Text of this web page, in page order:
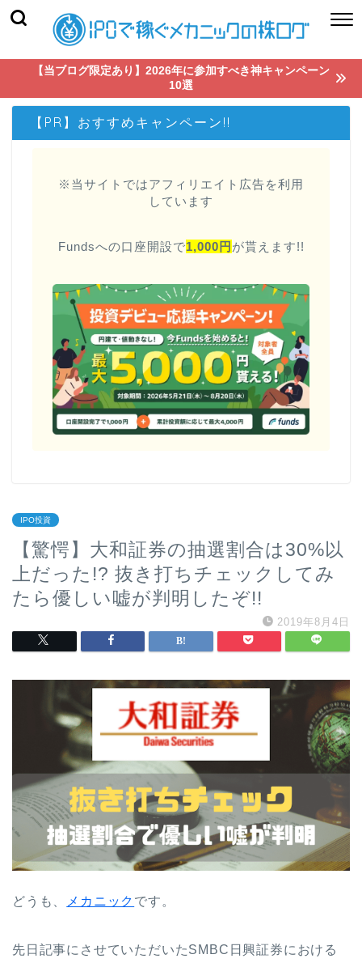
【当ブログ限定あり】2026年に参加すべき神キャンペーン
10選
【PR】おすすめキャンペーン!!
※当サイトではアフィリエイト広告を利用
しています
Fundsへの口座開設で1,000円 が貰えます!!
IPO投資
【驚愕】大和証券の抽選割合は30%以
上だった!? 抜き打ちチェックしてみ
たら優しい嘘が判明したぞ!!
2019年8月4日
どうも、 メカニック です。
先日記事にさせていただいたSMBC日興証券における